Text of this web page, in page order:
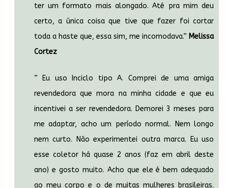
ter um formato mais alongado. Até pra mim deu
certo, a única coisa que tive que fazer foi cortar
toda a haste que, essa sim, me incomodava.” Melissa
Cortez
” Eu uso Inciclo tipo A. Comprei de uma amiga
revendedora que mora na minha cidade e que eu
incentivei a ser revendedora. Demorei 3 meses para
me adaptar, acho um período normal. Nem longo
nem curto. Não experimentei outra marca. Eu uso
esse coletor há quase 2 anos (faz em abril deste
ano) e gosto muito. Acho que ele é bem adequado
ao meu corpo e o de muitas mulheres brasileiras.